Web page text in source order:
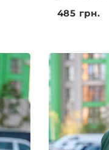
485 грн.